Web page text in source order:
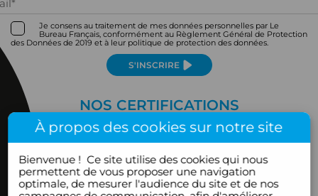
Je consens au traitement de mes données personnelles par Le
Bureau Français, conformément au Règlement Général de Protection
des Données de 2019 et à leur politique de protection des données.
S'INSCRIRE
NOS CERTIFICATIONS
À propos des cookies sur notre site
Bienvenue !Ce site utilise des cookies qui nous
permettent de vous proposer une navigation
optimale, de mesurer l'audience du site et de nos